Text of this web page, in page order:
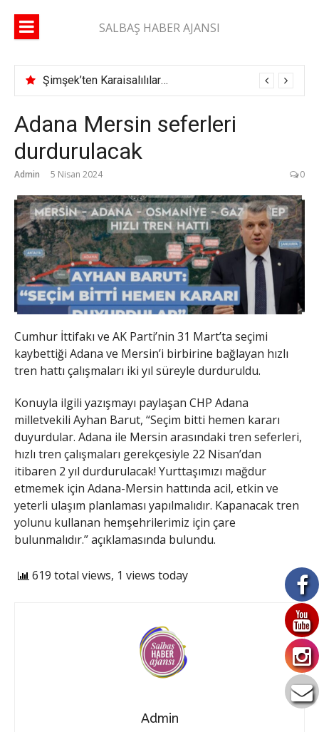
SALBAŞ HABER AJANSI
Şimşek’ten Karaisalılılara çağrı: “Yüzde 10’unuz gelse daha çok çok hizmet alırız”
Adana Mersin seferleri
durdurulacak
Admin 5 Nisan 2024 0
Cumhur İttifakı ve AK Parti’nin 31 Mart’ta seçimi
kaybettiği Adana ve Mersin’i birbirine bağlayan hızlı
tren hattı çalışmaları iki yıl süreyle durduruldu.
Konuyla ilgili yazışmayı paylaşan CHP Adana
milletvekili Ayhan Barut, “Seçim bitti hemen kararı
duyurdular. Adana ile Mersin arasındaki tren seferleri,
hızlı tren çalışmaları gerekçesiyle 22 Nisan’dan
itibaren 2 yıl durdurulacak! Yurttaşımızı mağdur
etmemek için Adana-Mersin hattında acil, etkin ve
yeterli ulaşım planlaması yapılmalıdır. Kapanacak tren
yolunu kullanan hemşehrilerimiz için çare
bulunmalıdır.” açıklamasında bulundu.
619 total views, 1 views today
Admin